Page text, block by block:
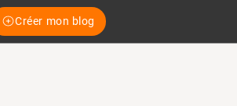
Créer mon blog